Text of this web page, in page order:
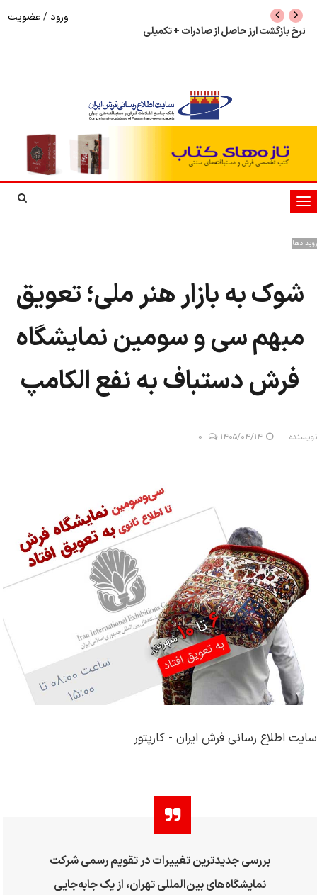
نرخ بازگشت ارز حاصل از صادرات + تکمیلی
ورود /عضویت
تغییر
وضعیت
رویدادها
شوک به بازار هنر ملی؛ تعویق
مبهم سی و سومین نمایشگاه
فرش دستباف به نفع الکامپ
نویسنده ۱۴۰۵/۰۴/۱۴ 0
سایت اطلاع رسانی فرش ایران - کارپتور
بررسی جدیدترین تغییرات در تقویم رسمی شرکت
نمایشگاه‌های بین‌المللی تهران، از یک جابه‌جایی